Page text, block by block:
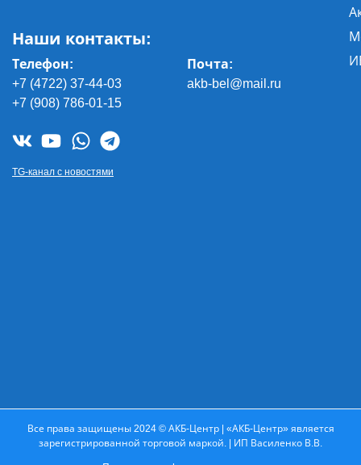
Наши контакты:
Телефон:
+7 (4722) 37-44-03
+7 (908) 786-01-15
Почта:
akb-bel@mail.ru
TG-канал с новостями
Все права защищены 2024 © АКБ-Центр | «АКБ-Центр» является
зарегистрированной торговой маркой. | ИП Василенко В.В.